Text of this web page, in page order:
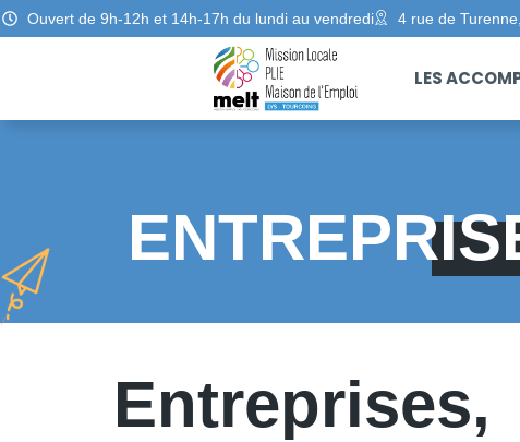
Ouvert de 9h-12h et 14h-17h du lundi au vendredi 4 rue de
LES
Entreprises,